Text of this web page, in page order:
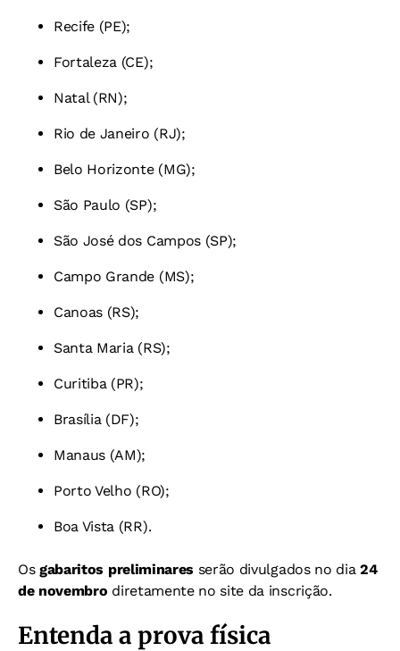
Recife (PE);
Fortaleza (CE);
Natal (RN);
Rio de Janeiro (RJ);
Belo Horizonte (MG);
São Paulo (SP);
São José dos Campos (SP);
Campo Grande (MS);
Canoas (RS);
Santa Maria (RS);
Curitiba (PR);
Brasília (DF);
Manaus (AM);
Porto Velho (RO);
Boa Vista (RR).
Osgabaritos preliminares serão divulgados no dia24
de novembro diretamente no site da inscrição.
Entenda a prova física